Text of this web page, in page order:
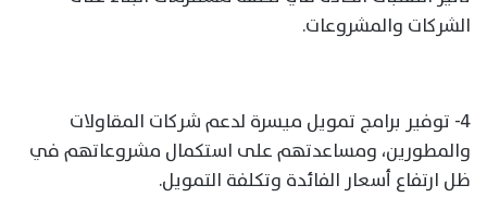
الشركات والمشروعات.
4- توفير برامج تمويل ميسرة لدعم شركات المقاولات
والمطورين، ومساعدتهم على استكمال مشروعاتهم في
ظل ارتفاع أسعار الفائدة وتكلفة التمويل.